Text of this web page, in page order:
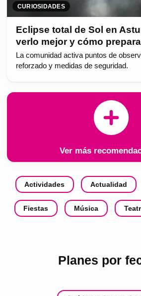
CURIOSIDADES
Eclipse total de Sol en
verlo mejor y cómo
La comunidad activa puntos de
reforzado y medidas de seguridad.
Ver más
Actividades Actualidad
Fiestas Música
Planes por